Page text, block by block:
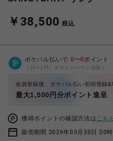
￥38,500 税込
ポケパル払いで 0〜0ポイント
（1P=1円）※キャンペーン分除く
会員登録後、ポケパル払い初回登録&
最大1,500円分ポイント進呈
獲得ポイントの確認方法はこち
販売期間 2026年03月30日 00